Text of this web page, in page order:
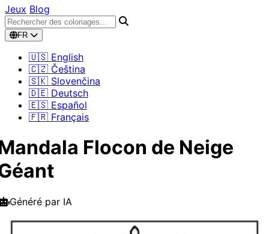
Jeux Blog
FR
🇺🇸 English
🇨🇿 Čeština
🇸🇰 Slovenčina
🇩🇪 Deutsch
🇪🇸 Español
🇫🇷 Français
Flocon de Neige
Généré par IA